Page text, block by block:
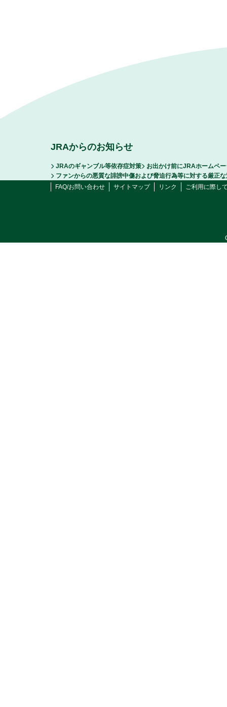
JRAからのお知らせ
JRAのギャンブル等依存症対策
お出かけ前にJRAホームペ
ファンからの悪質な誹謗中傷および脅迫行為等に対する厳正
FAQ/お問い合わせ
サイトマップ リンク ご利用に際し